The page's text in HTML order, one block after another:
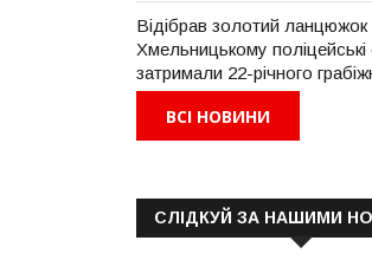
Відібрав золотий ланцюжок
Хмельницькому
затримали 22-річного
ВСІ НОВИНИ
СЛІДКУЙ ЗА НАШИМИ